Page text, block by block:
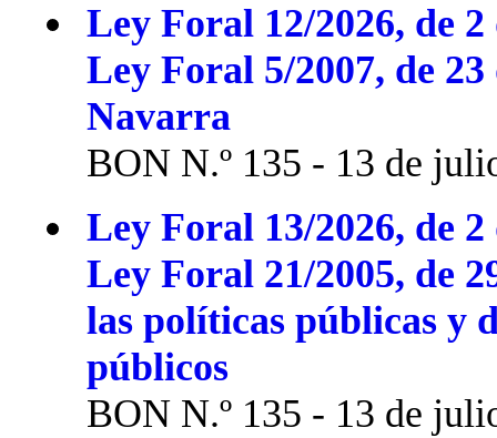
Ley Foral 12/2026, de
Ley Foral 5/2007, de
Navarra
BON N.º 135 - 13 de
Ley Foral 13/2026, de
Ley Foral 21/2005, de
las políticas públicas y
públicos
BON N.º 135 - 13 de